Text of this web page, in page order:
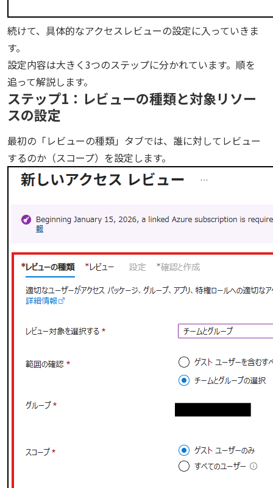
続けて、具体的なアクセスレビューの設定に入っていきま
す。
設定内容は大きく3つのステップに分かれています。順を
追って解説します。
ステップ1：レビューの種類と対象リソー
スの設定
最初の「レビューの種類」タブでは、誰に対してレビュー
するのか（スコープ）を設定します。